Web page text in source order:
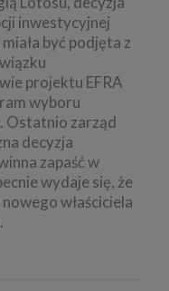
inwestycyjnej
być podjęta z
projektu EFRA
wyboru
Ostatnio zarząd
decyzja
zapaść w
wydaje się, że
właściciela